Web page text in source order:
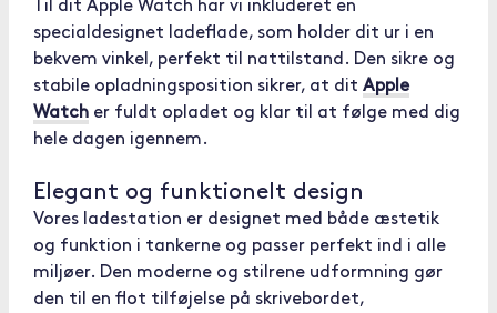
Til dit Apple Watch har vi inkluderet en
specialdesignet ladeflade, som holder dit ur i en
bekvem vinkel, perfekt til nattilstand. Den sikre og
stabile opladningsposition sikrer, at dit Apple
Watch er fuldt opladet og klar til at følge med dig
hele dagen igennem.
Elegant og funktionelt design
Vores ladestation er designet med både æstetik
og funktion i tankerne og passer perfekt ind i alle
miljøer. Den moderne og stilrene udformning gør
den til en flot tilføjelse på skrivebordet,